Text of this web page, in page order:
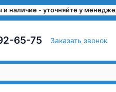
наличие - уточняйте у
65-75 Заказать звонок